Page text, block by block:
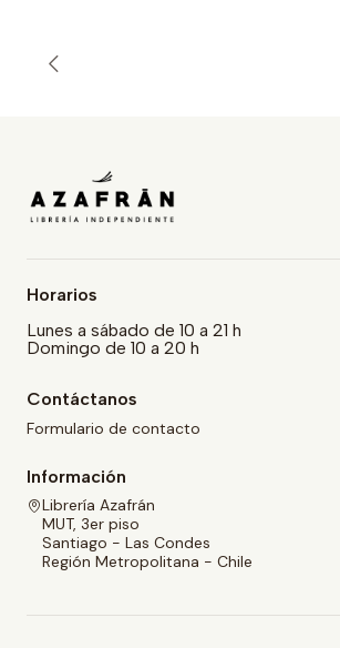
Horarios
Lunes a sábado de 10 a 21 h
Domingo de 10 a 20 h
Contáctanos
Formulario de contacto
Información
Librería Azafrán
MUT, 3er piso
Santiago - Las Condes
Región Metropolitana - Chile